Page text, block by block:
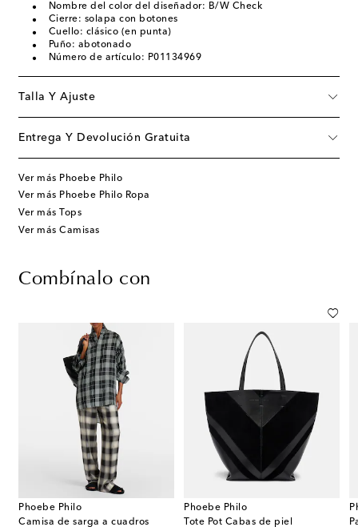
Nombre del color del diseñador: B/W Check
Cierre: solapa con botones
Cuello: clásico (en punta)
Puño: abotonado
Número de artículo: P01134969
Talla Y Ajuste
Entrega Y Devolución Gratuita
Ver más Phoebe Philo
Ver más Phoebe Philo Ropa
Ver más Tops
Ver más Camisas
Combínalo con
Phoebe Philo
Camisa de sarga a cuadros
Phoebe Philo
Tote Pot Cabas de piel